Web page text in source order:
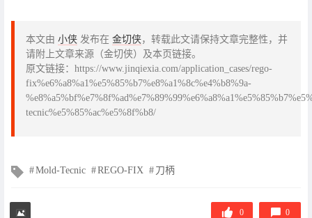
本文由 小侠 发布在 金切侠，转载此文请保持文章完整性，并
请附上文章来源（金切侠）及本页链接。
原文链接：https://www.jinqiexia.com/application_cases/rego-
fix%e6%a8%a1%e5%85%b7%e8%a1%8c%e4%b8%9a-
tecnic%e5%85%ac%e5%8f%b8/
文
签
Mold-Tecnic REGO-FIX 刀柄
0 0